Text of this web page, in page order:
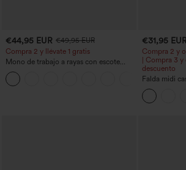
€44,95 EUR €49,95 EUR
Compra 2 y llévate 1 gratis
Mono de trabajo a rayas con escote
barco, sin mangas, lazo lateral, tacto
Cool Touch y bolsillos - Edición Easy
Peezy
€31,95 EUR
Compra 2 y
| Compra 3
descuento
Falda midi
control
2 en 1 en